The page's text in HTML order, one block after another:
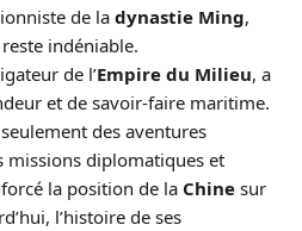
de la dynastie Ming,
indéniable.
de l’Empire du Milieu, a
et de savoir-faire maritime.
des aventures
missions diplomatiques et
la position de la Chine sur
l’histoire de ses